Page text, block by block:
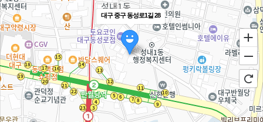
대구 중구 동성로1길 28